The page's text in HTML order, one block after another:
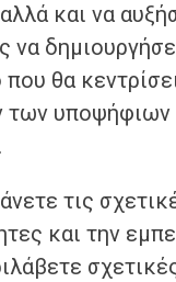
και να
να
που θα
των υποψήφιων
τις
και την